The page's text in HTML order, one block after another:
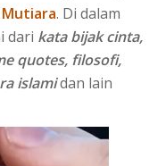
Mutiara. Di dalam
dari kata bijak cinta,
quotes, filosofi,
islamidan lain